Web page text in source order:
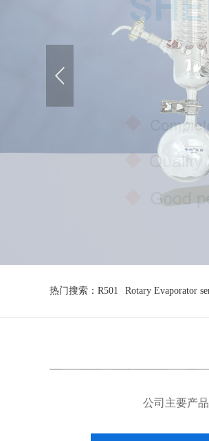
热门搜索： R501 Rotary Evaporator
公司主要产